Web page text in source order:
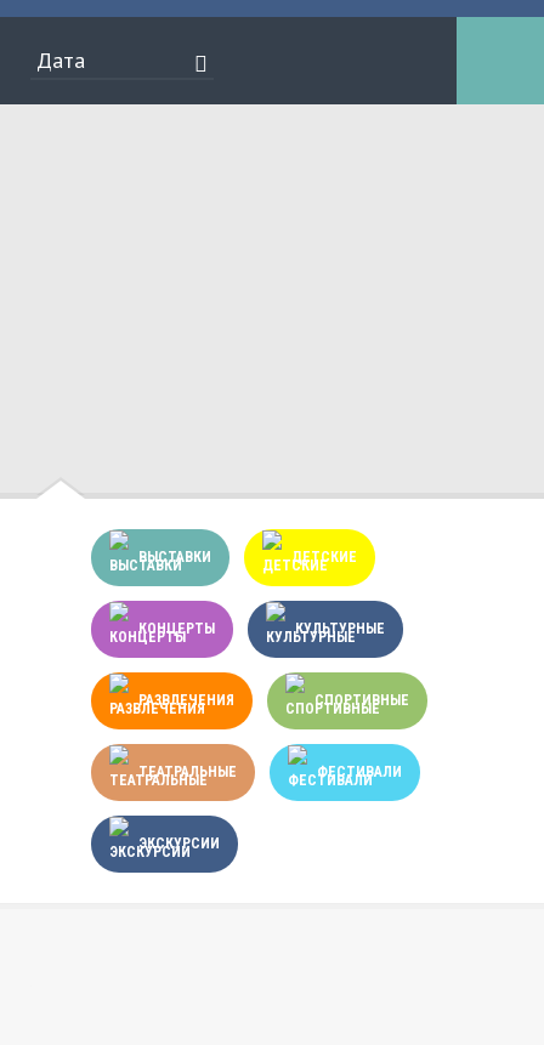
ВЫСТАВКИ ДЕТСКИЕ
КОНЦЕРТЫ КУЛЬТУРНЫЕ
РАЗВЛЕЧЕНИЯ СПОРТИВНЫЕ
ТЕАТРАЛЬНЫЕ ФЕСТИВАЛИ
ЭКСКУРСИИ